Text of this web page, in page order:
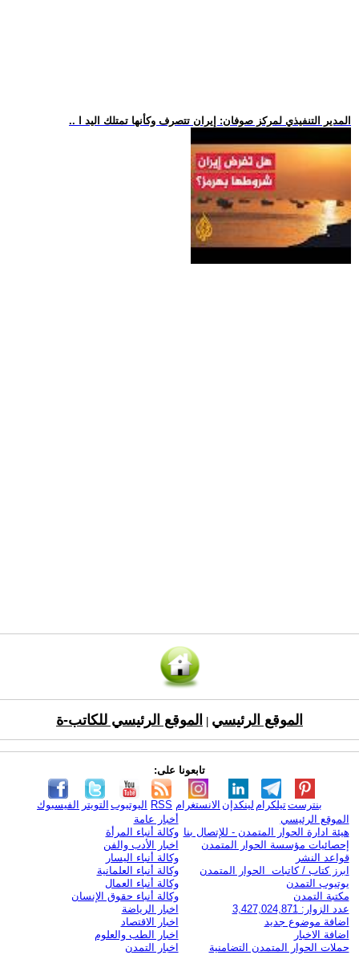
.. المدير التنفيذي لمركز صوفان: إيران تتصرف وكأنها تمتلك اليد ا
الموقع الرئيسي الموقع الرئيسي للكاتب-ة
تابعونا على:
الفيسبوك التويتر اليوتيوب RSS الانستغرام لينكدإن تيلكرامبنترست
الموقع الرئيسي
هيئة ادارة الحوار المتمدن - للإتصال بنا
إحصائيات مؤسسة الحوار المتمدن
قواعد النشر
ابرز كتاب / كاتبات الحوار المتمدن
يوتيوب التمدن
مكتبة التمدن
عدد الزوار: 3,427,024,871
اضافة موضوع جديد
اضافة الاخبار
حملات الحوار المتمدن التضامنية
أخبار عامة
وكالة أنباء المرأة
اخبار الأدب والفن
وكالة أنباء اليسار
وكالة أنباء العلمانية
وكالة أنباء العمال
وكالة أنباء حقوق الإنسان
اخبار الرياضة
اخبار الاقتصاد
اخبار الطب والعلوم
اخبار التمدن